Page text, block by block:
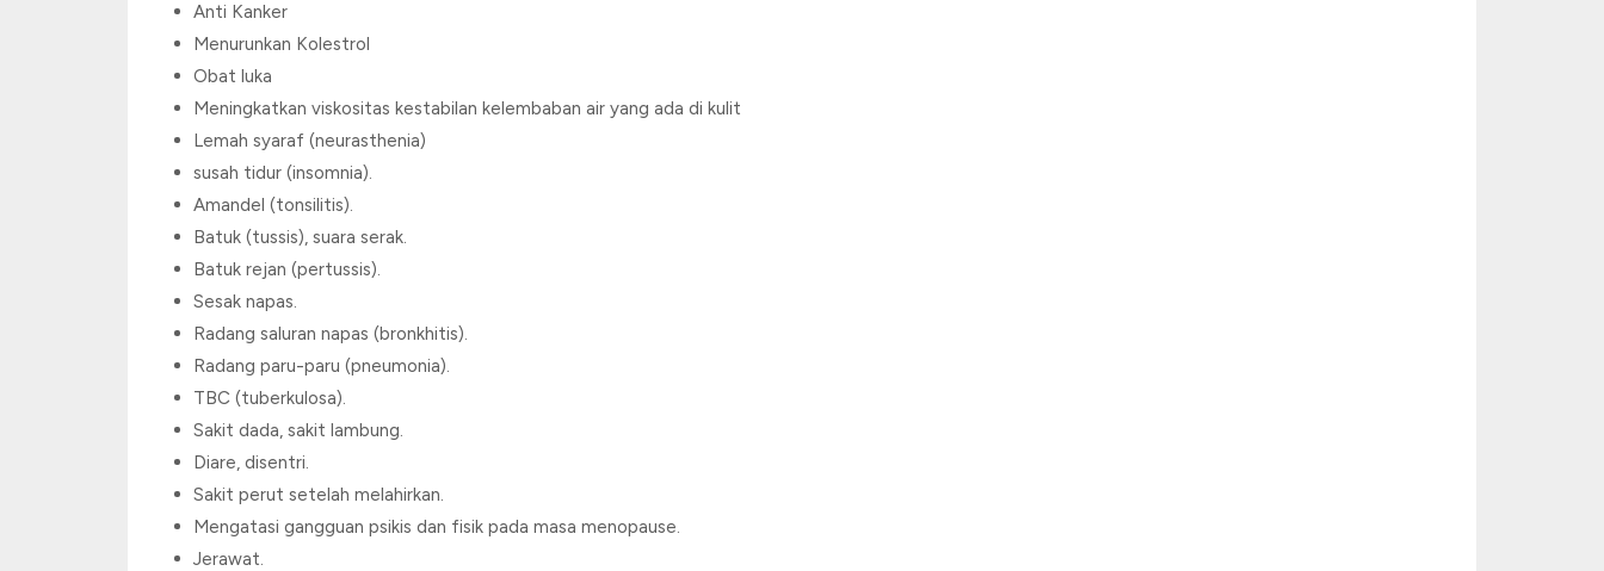
Anti Kanker
Menurunkan Kolestrol
Obat luka
Meningkatkan viskositas kestabilan kelembaban air yang ada di kulit
Lemah syaraf (neurasthenia)
susah tidur (insomnia).
Amandel (tonsilitis).
Batuk (tussis), suara serak.
Batuk rejan (pertussis).
Sesak napas.
Radang saluran napas (bronkhitis).
Radang paru-paru (pneumonia).
TBC (tuberkulosa).
Sakit dada, sakit lambung.
Diare, disentri.
Sakit perut setelah melahirkan.
Mengatasi gangguan psikis dan fisik pada masa menopause.
Jerawat.